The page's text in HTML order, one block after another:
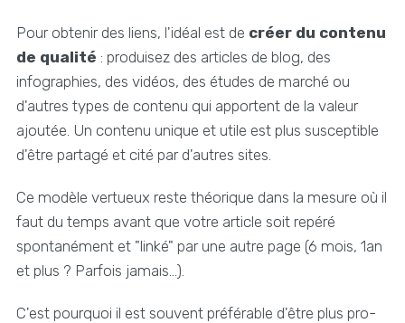
Pour obtenir des liens, l'idéal est de créer du contenu
de qualité : produisez des articles de blog, des
infographies, des vidéos, des études de marché ou
d'autres types de contenu qui apportent de la valeur
ajoutée. Un contenu unique et utile est plus susceptible
d'être partagé et cité par d'autres sites.
Ce modèle vertueux reste théorique dans la mesure où il
faut du temps avant que votre article soit repéré
spontanément et "linké" par une autre page (6 mois, 1an
et plus ? Parfois jamais...).
C'est pourquoi il est souvent préférable d'être plus pro-